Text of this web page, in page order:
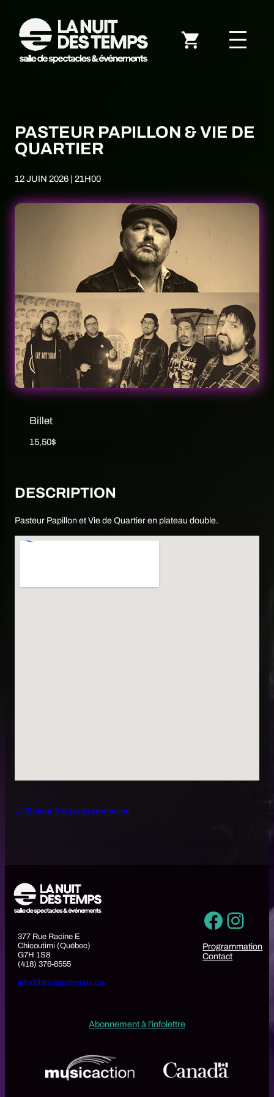
PASTEUR PAPILLON & VIE DE
QUARTIER
12 JUIN 2026 | 21H00
Billet
15,50$
DESCRIPTION
Pasteur Papillon et Vie de Quartier en plateau double.
← Retour à la programmation
377 Rue Racine E
Chicoutimi (Québec)
G7H 1S8
(418) 376-8555
info@lanuitdestemps.ca
Programmation
Contact
Abonnement à l’infolettre